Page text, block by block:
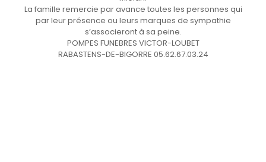
La famille remercie par avance toutes les personnes qui
par leur présence ou leurs marques de sympathie
s’associeront à sa peine.
POMPES FUNEBRES VICTOR-LOUBET
RABASTENS-DE-BIGORRE 05.62.67.03.24